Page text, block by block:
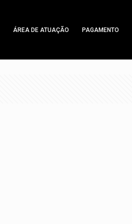
ÁREA DE ATUAÇÃO PAGAMENTO